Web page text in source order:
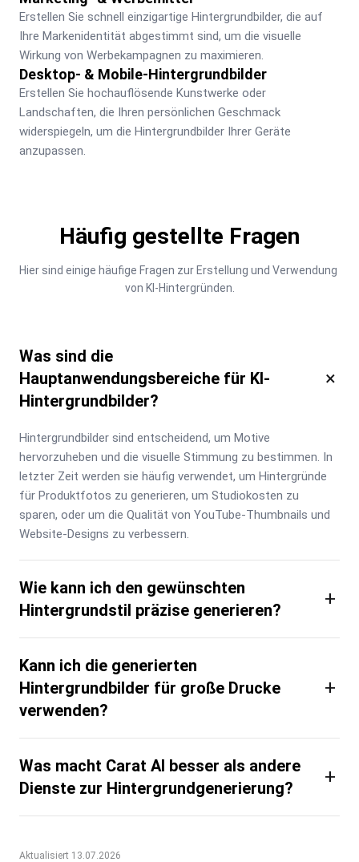
Erstellen Sie schnell einzigartige Hintergrundbilder, die auf
Ihre Markenidentität abgestimmt sind, um die visuelle
Wirkung von Werbekampagnen zu maximieren.
Desktop- & Mobile-Hintergrundbilder
Erstellen Sie hochauflösende Kunstwerke oder
Landschaften, die Ihren persönlichen Geschmack
widerspiegeln, um die Hintergrundbilder Ihrer Geräte
anzupassen.
Häufig gestellte Fragen
Hier sind einige häufige Fragen zur Erstellung und Verwendung
von KI-Hintergründen.
Was sind die
Hauptanwendungsbereiche für KI-
Hintergrundbilder?
×
Hintergrundbilder sind entscheidend, um Motive
hervorzuheben und die visuelle Stimmung zu bestimmen. In
letzter Zeit werden sie häufig verwendet, um Hintergründe
für Produktfotos zu generieren, um Studiokosten zu
sparen, oder um die Qualität von YouTube-Thumbnails und
Website-Designs zu verbessern.
Wie kann ich den gewünschten
Hintergrundstil präzise generieren?
+
Kann ich die generierten
Hintergrundbilder für große Drucke
verwenden?
+
Was macht Carat AI besser als andere
Dienste zur Hintergrundgenerierung?
+
Aktualisiert 13.07.2026